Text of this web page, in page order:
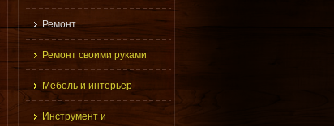
Ремонт
Ремонт своими руками
Мебель и интерьер
Инструмент и